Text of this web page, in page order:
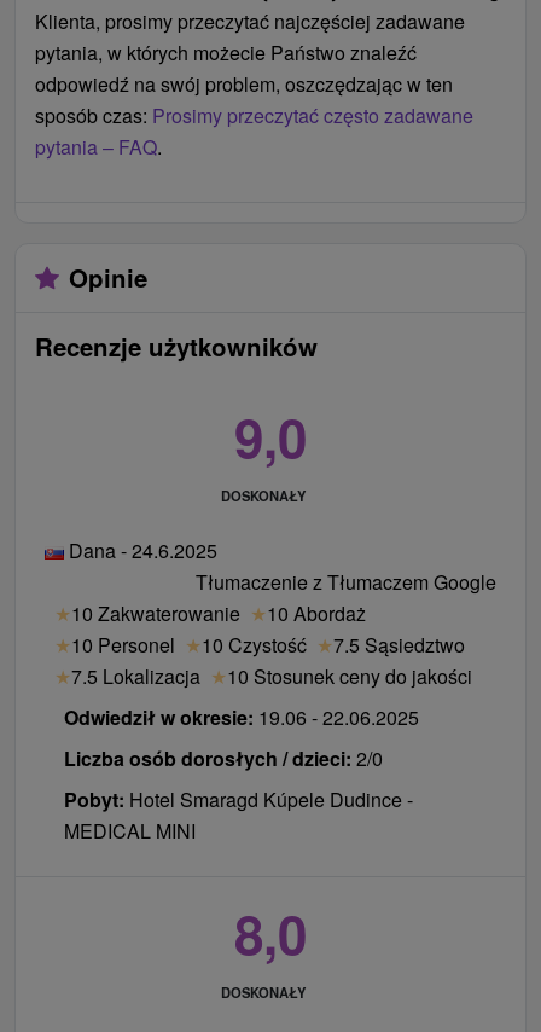
Klienta, prosimy przeczytać najczęściej zadawane
pytania, w których możecie Państwo znaleźć
odpowiedź na swój problem, oszczędzając w ten
sposób czas: Prosimy przeczytać często zadawane
pytania – FAQ.
Opinie
Recenzje użytkowników
9,0
DOSKONAŁY
Dana - 24.6.2025
Tłumaczenie z Tłumaczem Google
★10 Zakwaterowanie ★10 Abordaż
★10 Personel ★10 Czystość ★7.5 Sąsiedztwo
★7.5 Lokalizacja ★10 Stosunek ceny do jakości
Odwiedził w okresie: 19.06 - 22.06.2025
Liczba osób dorosłych / dzieci: 2/0
Pobyt: Hotel Smaragd Kúpele Dudince -
MEDICAL MINI
8,0
DOSKONAŁY